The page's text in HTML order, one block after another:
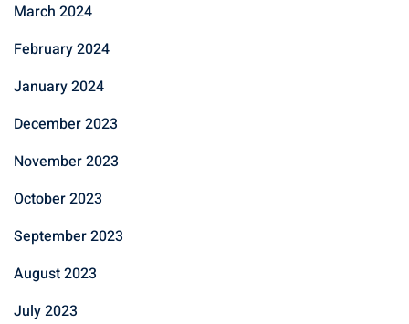
March 2024
February 2024
January 2024
December 2023
November 2023
October 2023
September 2023
August 2023
July 2023